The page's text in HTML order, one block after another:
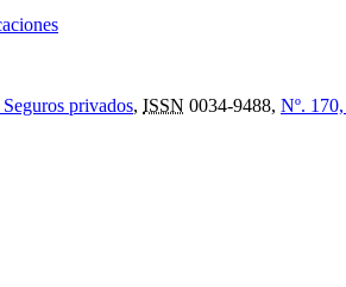
privados, ISSN 0034-9488, Nº.